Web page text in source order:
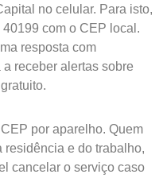
no celular. Para isto,
com o CEP local.
resposta com
receber alertas sobre
por aparelho. Quem
e do trabalho,
cancelar o serviço caso